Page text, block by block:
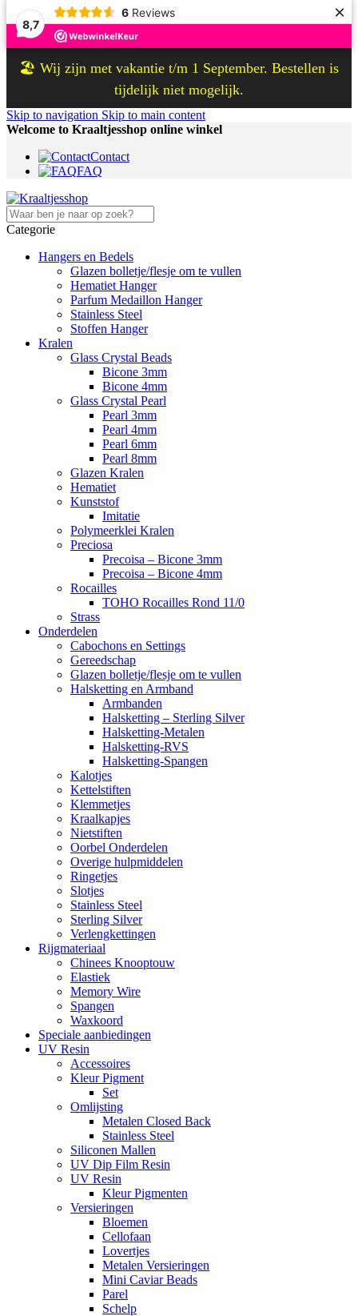
8,7
6 Reviews ×
🏖️ Wij zijn met vakantie t/m 1 September. Bestellen is
tijdelijk niet mogelijk.
Skip to navigation Skip to main content
Welcome to Kraaltjesshop online winkel
Contact
FAQ
Categorie
Hangers en Bedels
Glazen bolletje/flesje om te vullen
Hematiet Hanger
Parfum Medaillon Hanger
Stainless Steel
Stoffen Hanger
Kralen
Glass Crystal Beads
Bicone 3mm
Bicone 4mm
Glass Crystal Pearl
Pearl 3mm
Pearl 4mm
Pearl 6mm
Pearl 8mm
Glazen Kralen
Hematiet
Kunststof
Imitatie
Polymeerklei Kralen
Preciosa
Precoisa – Bicone 3mm
Precoisa – Bicone 4mm
Rocailles
TOHO Rocailles Rond 11/0
Strass
Onderdelen
Cabochons en Settings
Gereedschap
Glazen bolletje/flesje om te vullen
Halsketting en Armband
Armbanden
Halsketting – Sterling Silver
Halsketting-Metalen
Halsketting-RVS
Halsketting-Spangen
Kalotjes
Kettelstiften
Klemmetjes
Kraalkapjes
Nietstiften
Oorbel Onderdelen
Overige hulpmiddelen
Ringetjes
Slotjes
Stainless Steel
Sterling Silver
Verlengkettingen
Rijgmateriaal
Chinees Knooptouw
Elastiek
Memory Wire
Spangen
Waxkoord
Speciale aanbiedingen
UV Resin
Accessoires
Kleur Pigment
Set
Omlijsting
Metalen Closed Back
Stainless Steel
Siliconen Mallen
UV Dip Film Resin
UV Resin
Kleur Pigmenten
Versieringen
Bloemen
Cellofaan
Lovertjes
Metalen Versieringen
Mini Caviar Beads
Parel
Schelp